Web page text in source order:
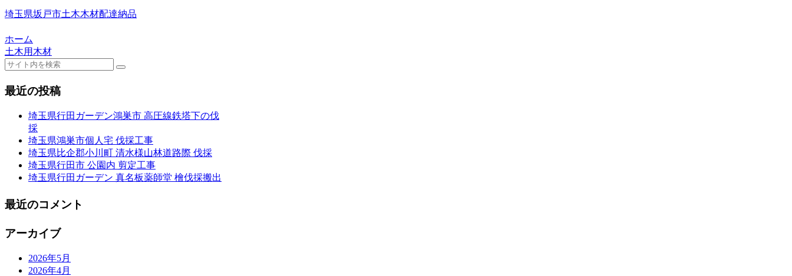
埼玉県坂戸市土木木材配達納品
ホーム
土木用木材
最近の投稿
埼玉県行田ガーデン鴻巣市 高圧線鉄塔下の伐
採
埼玉県鴻巣市個人宅 伐採工事
埼玉県比企郡小川町 清水様山林道路際 伐採
埼玉県行田市 公園内 剪定工事
埼玉県行田ガーデン 真名板薬師堂 檜伐採搬出
最近のコメント
アーカイブ
2026年5月
2026年4月